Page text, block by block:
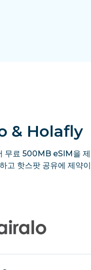
& Holafly
료 500MB eSIM을
고 핫스팟 공유에 제약